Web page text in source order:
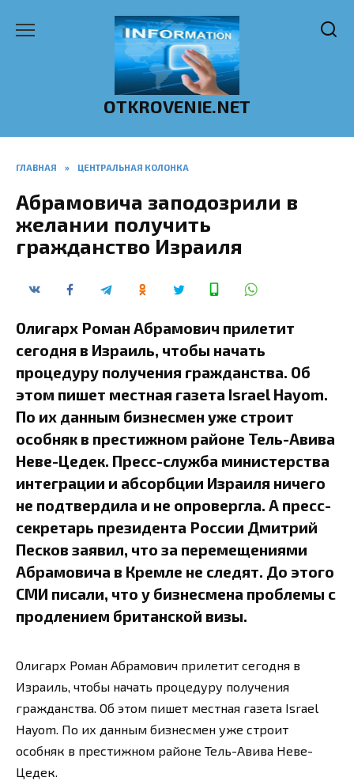
OTKROVENIE.NET
ГЛАВНАЯ » ЦЕНТРАЛЬНАЯ КОЛОНКА
Абрамовича заподозрили в
желании получить
гражданство Израиля
Олигарх Роман Абрамович прилетит
сегодня в Израиль, чтобы начать
процедуру получения гражданства. Об
этом пишет местная газета Israel Hayom.
По их данным бизнесмен уже строит
особняк в престижном районе Тель-Авива
Неве-Цедек. Пресс-служба министерства
интеграции и абсорбции Израиля ничего
не подтвердила и не опровергла. А пресс-
секретарь президента России Дмитрий
Песков заявил, что за перемещениями
Абрамовича в Кремле не следят. До этого
СМИ писали, что у бизнесмена проблемы с
продлением британской визы.
Олигарх Роман Абрамович прилетит сегодня в
Израиль, чтобы начать процедуру получения
гражданства. Об этом пишет местная газета Israel
Hayom. По их данным бизнесмен уже строит
особняк в престижном районе Тель-Авива Неве-
Цедек.